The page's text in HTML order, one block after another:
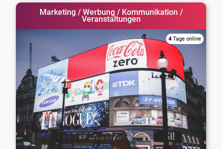
Marketing / Werbung / Kommunikation /
Veranstaltungen
4 Tage online